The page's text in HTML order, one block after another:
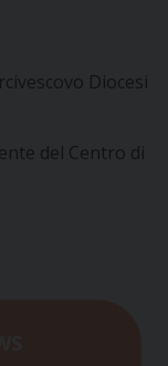
Diocesi
del Centro di